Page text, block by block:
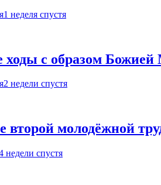
1 неделя спустя
ходы с образом
2 недели спустя
второй молодёжной
недели спустя